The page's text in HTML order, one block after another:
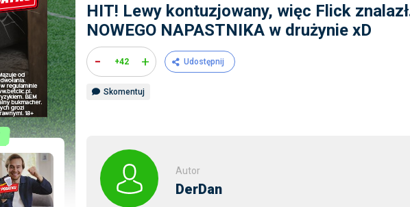
HIT! Lewy kontuzjowany, więc Flick
NOWEGO NAPASTNIKA w drużynie xD
- +42 + Udostępnij
Skomentuj
Autor
DerDan